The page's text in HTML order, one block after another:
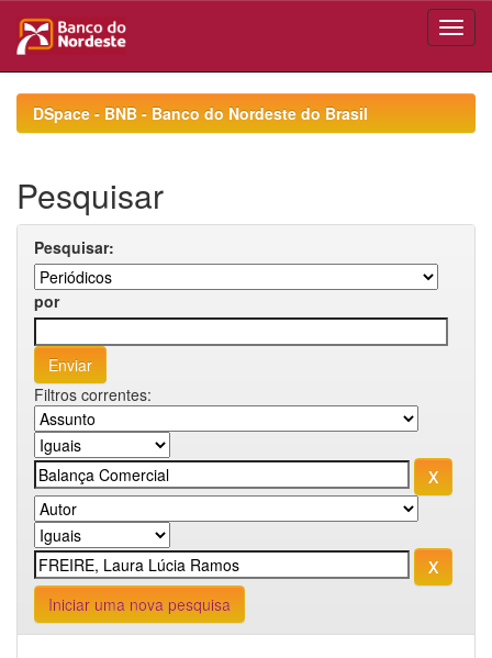
navigationDSpace - BNB - Banco do Nordeste do Brasil
Pesquisar
Pesquisar:
por
Filtros correntes:
Iniciar uma nova pesquisa